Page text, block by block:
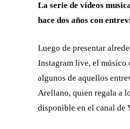
La serie de videos
hace dos años con
Luego de presentar
Instagram live, el músico
algunos de aquellos
Arellano, quien regala a
disponible en el canal de